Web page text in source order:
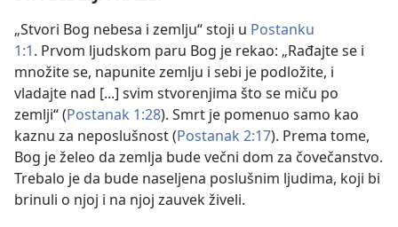
„Stvori Bog nebesa i zemlju“ stoji u Postanku
1:1. Prvom ljudskom paru Bog je rekao: „Rađajte se i
množite se, napunite zemlju i sebi je podložite, i
vladajte nad [...] svim stvorenjima što se miču po
zemlji“ (Postanak 1:28). Smrt je pomenuo samo kao
kaznu za neposlušnost (Postanak 2:17). Prema tome,
Bog je želeo da zemlja bude večni dom za čovečanstvo.
Trebalo je da bude naseljena poslušnim ljudima, koji bi
brinuli o njoj i na njoj zauvek živeli.